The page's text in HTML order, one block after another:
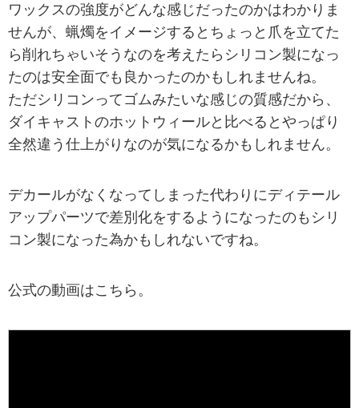
ワックスの強度がどんな感じだったのかはわかりま
せんが、蝋燭をイメージするとちょっと爪を立てた
ら削れちゃいそうなのを考えたらシリコン製になっ
たのは安全面でも良かったのかもしれませんね。
ただシリコンってゴムみたいな感じの質感だから、
ダイキャストのホットウィールと比べるとやっぱり
全然違う仕上がりなのが気になるかもしれません。
デカールがなくなってしまった代わりにディテール
アップパーツで差別化をするようになったのもシリ
コン製になった為かもしれないですね。
公式の動画はこちら。